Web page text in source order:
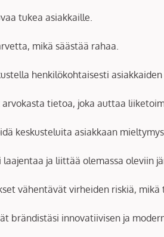
tukea asiakkaille.
mikä säästää rahaa.
henkilökohtaisesti
tietoa, joka auttaa
keskusteluita asiakkaan
ja liittää olemassa oleviin
vähentävät virheiden riskiä, mikä
brändistäsi innovatiivisen ja